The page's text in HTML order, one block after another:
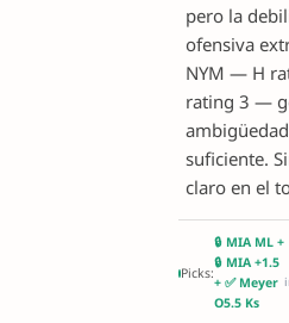
pero la
ofensiva
NYM — H
rating 3 —
ambigüedad
suficiente.
claro en el
Picks:
🔒 MIA ML +
🔒 MIA +1.5
+ ✅ Meyer
O5.5 Ks